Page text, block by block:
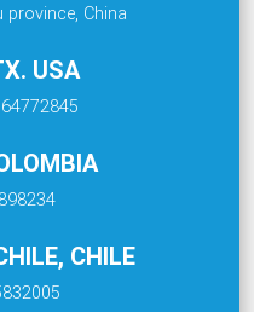
province, China
USA
CHILE